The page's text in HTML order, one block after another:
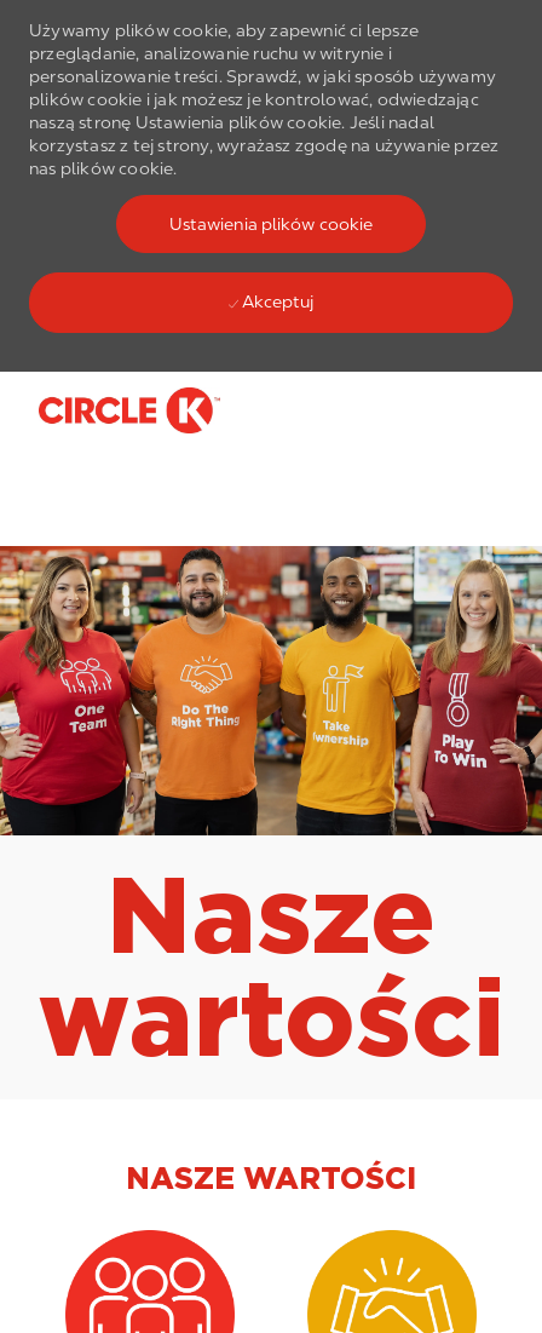
Używamy plików cookie, aby zapewnić ci lepsze
przeglądanie, analizowanie ruchu w witrynie i
personalizowanie treści. Sprawdź, w jaki sposób używamy
plików cookie i jak możesz je kontrolować, odwiedzając
naszą stronę Ustawienia plików cookie. Jeśli nadal
korzystasz z tej strony, wyrażasz zgodę na używanie przez
nas plików cookie.
Ustawienia plików cookie
Akceptuj
Nasze
wartości
NASZE WARTOŚCI